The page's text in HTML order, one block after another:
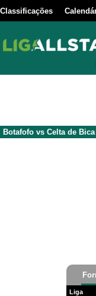
Classificações
Botafofo vs Celta de Bica
Liga